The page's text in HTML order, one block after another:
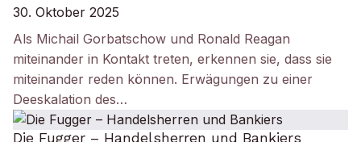
30. Oktober 2025
Als Michail Gorbatschow und Ronald Reagan
miteinander in Kontakt treten, erkennen sie, dass sie
miteinander reden können. Erwägungen zu einer
Deeskalation des…
Die Fugger – Handelsherren und Bankiers